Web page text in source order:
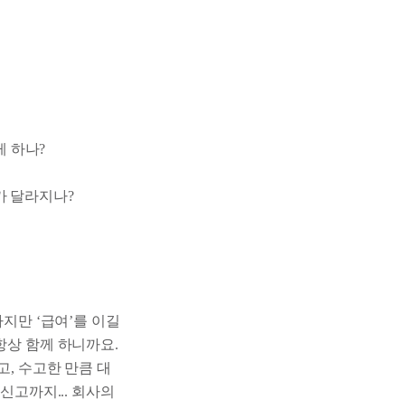
하나?
달라지나?
만 ‘급여’를 이길
상 함께 하니까요.
, 수고한 만큼 대
고까지... 회사의